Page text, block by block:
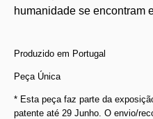
humanidade se encontram
Produzido em Portugal
Peça Única
* Esta peça faz parte da
patente até 29 Junho. O envio/